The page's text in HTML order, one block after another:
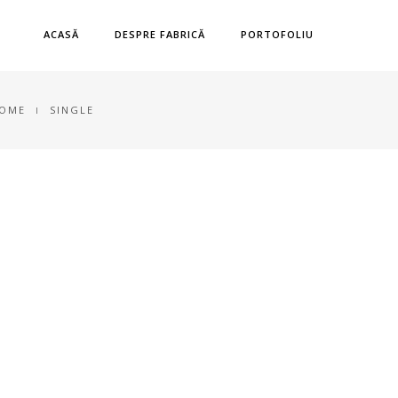
ACASĂ DESPRE FABRICĂ PORTOFOLIU
SINGLE